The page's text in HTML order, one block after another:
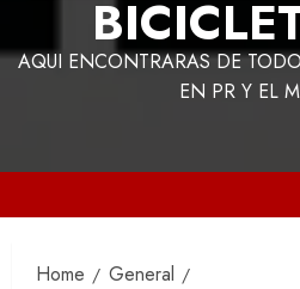
AQUI ENCONTRARAS DE
EN PR Y EL
Home
General